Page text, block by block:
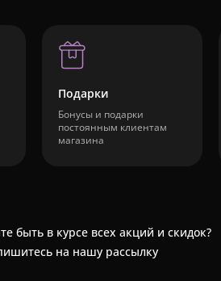
Подарки
Бонусы и подарки
постоянным клиентам
магазина
быть в курсе всех акций и скидок?
на нашу рассылку